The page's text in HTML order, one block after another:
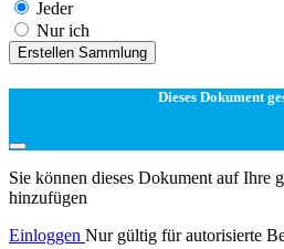
Jeder
Nur ich
Erstellen Sammlung
Dieses Dokument
Sie können dieses Dokument auf Ihre
hinzufügen
Einloggen Nur gültig für autorisierte